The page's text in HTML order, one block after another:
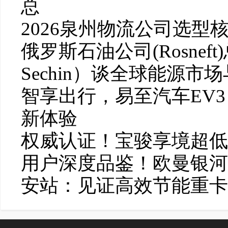
总
2026泉州物流公司选型
俄罗斯石油公司
Sechin）谈全球能源市
智享出行，易至汽车
新体验
权威认证！宝骏享境超
用户深度品鉴！欧曼银
安站：见证高效节能重